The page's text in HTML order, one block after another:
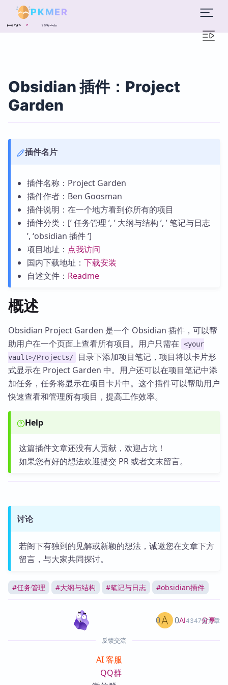
PKMER
目录 概述
Obsidian 插件：Project
Garden
插件名片
插件名称：Project Garden
插件作者：Ben Goosman
插件说明：在一个地方看到你所有的项目
插件分类：[’ 任务管理 ’, ’ 大纲与结构 ’, ’ 笔记与日志
’, ‘obsidian 插件 ‘]
项目地址： 点我访问
国内下载地址： 下载安装
自述文件： Readme
概述
Obsidian Project Garden 是一个 Obsidian 插件，可以帮
助用户在一个页面上查看所有项目。用户只需在
<your
vault>/Projects/
目录下添加项目笔记，项目将以卡片形
式显示在 Project Garden 中。用户还可以在项目笔记中添
加任务，任务将显示在项目卡片中。这个插件可以帮助用户
快速查看和管理所有项目，提高工作效率。
Help
这篇插件文章还没有人贡献，欢迎占坑！
如果您有好的想法欢迎提交 PR 或者文末留言。
讨论
若阁下有独到的见解或新颖的想法，诚邀您在文章下方
留言，与大家共同探讨。
#任务管理 #大纲与结构 #笔记与日志 #obsidian插件
AI4347篇文章
0 0 分享
反馈交流
AI 客服
QQ群